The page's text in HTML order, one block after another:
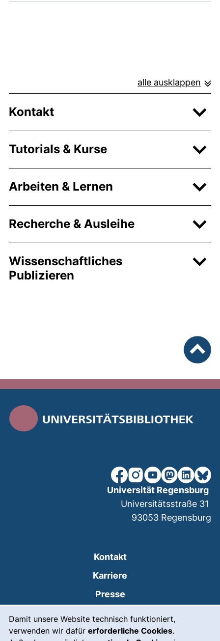
Damit unsere Website technisch funktioniert,
verwenden wir dafür erforderliche Cookies.
alle ausklappen
Kontakt
Tutorials & Kurse
Arbeiten & Lernen
Recherche & Ausleihe
Wissenschaftliches
Publizieren
unsere Facebook-Seite
unsere Instagram-
unsere YouTube-
unsereunsere
Kontakt
Karriere
Presse
Leichte Sprache
Universität Regensburg
Universitätsstraße 31
93053 Regensburg